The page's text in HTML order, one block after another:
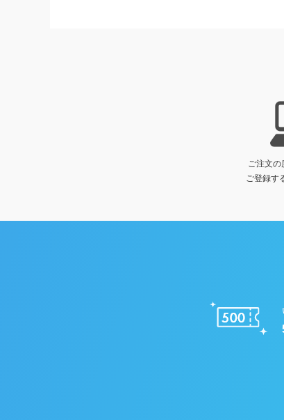
ご注文の
ご登録す